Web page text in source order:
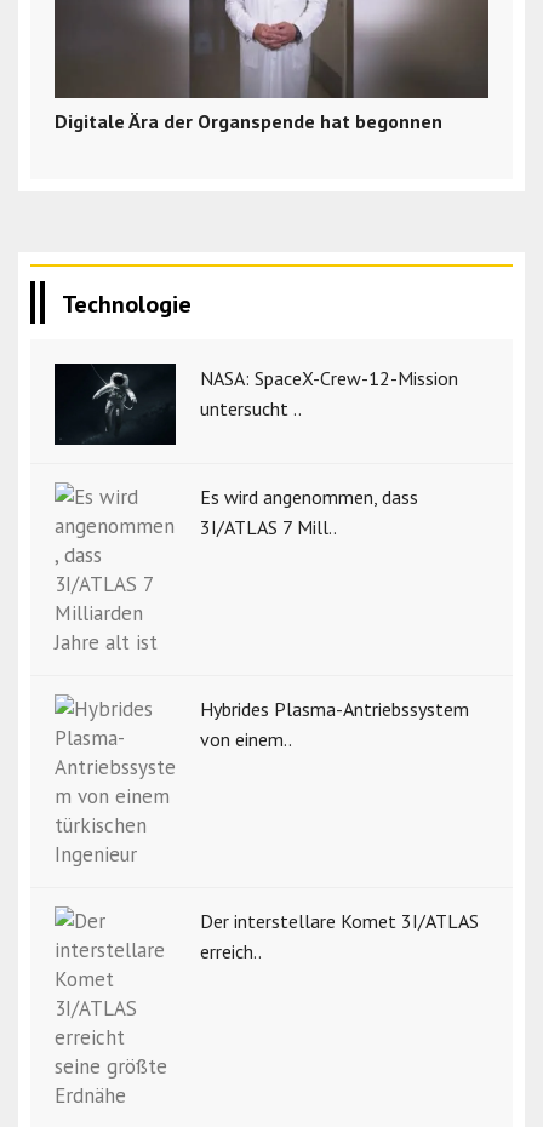
Digitale Ära der Organspende hat begonnen
Technologie
NASA: SpaceX-Crew-12-Mission
untersucht ..
Es wird angenommen, dass
3I/ATLAS 7 Mill..
Hybrides Plasma-Antriebssystem
von einem..
Der interstellare Komet 3I/ATLAS
erreich..